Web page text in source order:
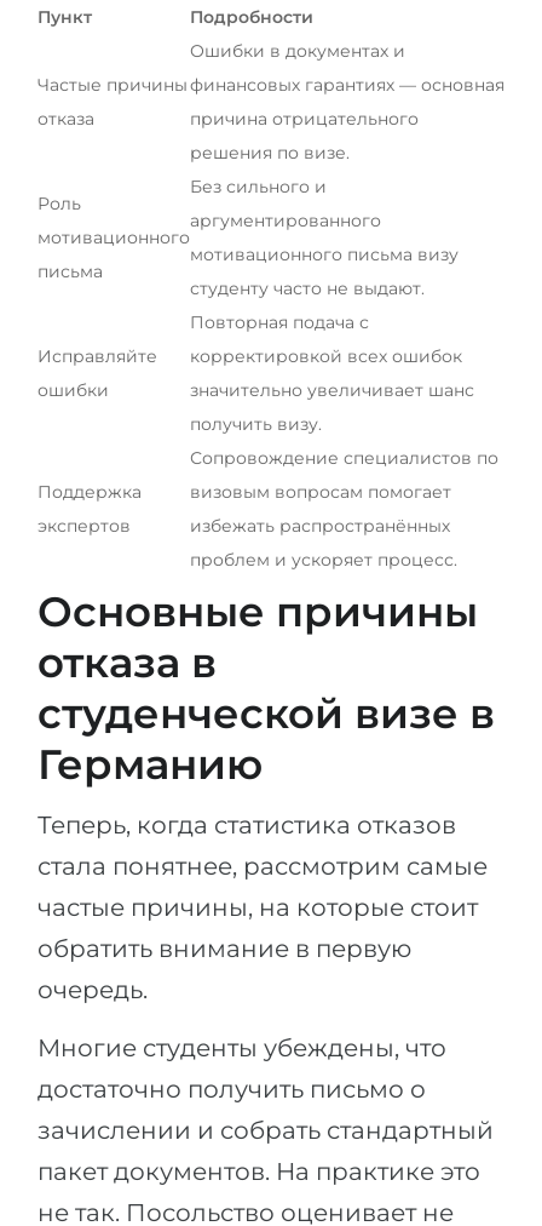
Пункт Подробности
Частые причины
отказа
Ошибки в документах и
финансовых гарантиях — основная
причина отрицательного
решения по визе.
Роль
мотивационного
письма
Без сильного и
аргументированного
мотивационного письма визу
студенту часто не выдают.
Исправляйте
ошибки
Повторная подача с
корректировкой всех ошибок
значительно увеличивает шанс
получить визу.
Поддержка
экспертов
Сопровождение специалистов по
визовым вопросам помогает
избежать распространённых
проблем и ускоряет процесс.
Основные причины
отказа в
студенческой визе в
Германию
Теперь, когда статистика отказов
стала понятнее, рассмотрим самые
частые причины, на которые стоит
обратить внимание в первую
очередь.
Многие студенты убеждены, что
достаточно получить письмо о
зачислении и собрать стандартный
пакет документов. На практике это
не так. Посольство оценивает не